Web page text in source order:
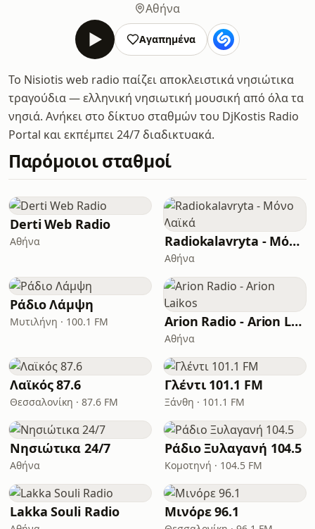
Αθήνα
Αγαπημένα
Το Nisiotis web radio παίζει αποκλειστικά νησιώτικα
τραγούδια — ελληνική νησιωτική μουσική από όλα τα
νησιά. Ανήκει στο δίκτυο σταθμών του DjKostis Radio
Portal και εκπέμπει 24/7 διαδικτυακά.
Παρόμοιοι σταθμοί
Derti Web Radio
Αθήνα Radiokalavryta - Μόνο Λαϊκά
Αθήνα
Ράδιο Λάμψη
Μυτιλήνη · 100.1 FM Arion Radio - Arion Laikos
Αθήνα
Λαϊκός 87.6
Θεσσαλονίκη · 87.6 FM
Γλέντι 101.1 FM
Ξάνθη · 101.1 FM
Νησιώτικα 24/7
Αθήνα
Ράδιο Ξυλαγανή 104.5
Κομοτηνή · 104.5 FM
Lakka Souli Radio Μινόρε 96.1